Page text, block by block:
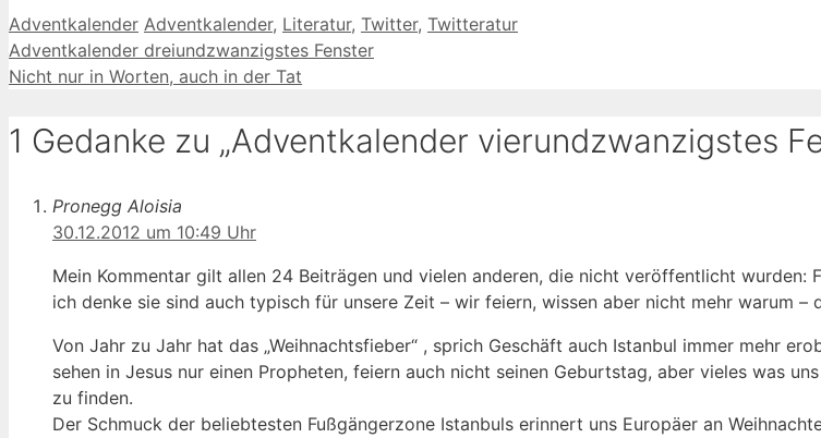
Kategorien
Adventkalender Schlagwörter
Adventkalender, Literatur, Twitter, Twitteratur
Adventkalender dreiundzwanzigstes Fenster
Nicht nur in Worten, auch in der Tat
1 Gedanke zu „Adventkalender vierundzwanzigstes
Pronegg Aloisia
30.12.2012 um 10:49 Uhr
Mein Kommentar gilt allen 24 Beiträgen und vielen anderen, die nicht veröffentlicht wurden:
ich denke sie sind auch typisch für unsere Zeit – wir feiern, wissen aber nicht mehr warum –
Von Jahr zu Jahr hat das „Weihnachtsfieber“ , sprich Geschäft auch Istanbul immer mehr
sehen in Jesus nur einen Propheten, feiern auch nicht seinen Geburtstag, aber vieles was
zu finden.
Der Schmuck der beliebtesten Fußgängerzone Istanbuls erinnert uns Europäer an